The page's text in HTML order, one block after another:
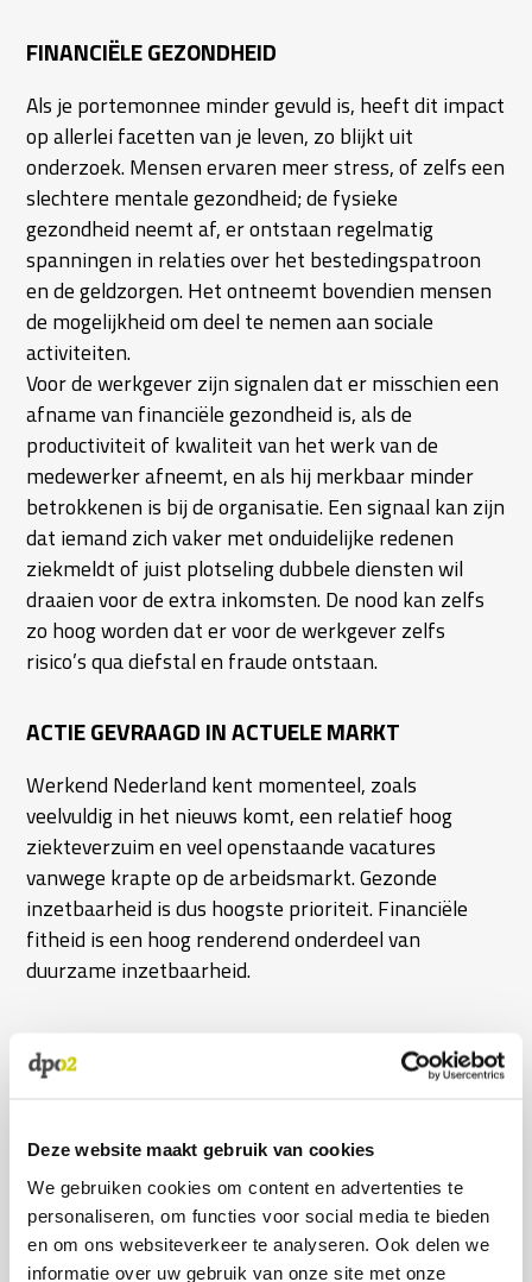
Deze website maakt gebruik van cookies
We gebruiken cookies om content en advertenties te
personaliseren, om functies voor social media te bieden
en om ons websiteverkeer te analyseren. Ook delen we
informatie over uw gebruik van onze site met onze
FINANCIËLE GEZONDHEID
Als je portemonnee minder gevuld is, heeft dit impact
op allerlei facetten van je leven, zo blijkt uit
onderzoek. Mensen ervaren meer stress, of zelfs een
slechtere mentale gezondheid; de fysieke
gezondheid neemt af, er ontstaan regelmatig
spanningen in relaties over het bestedingspatroon
en de geldzorgen. Het ontneemt bovendien mensen
de mogelijkheid om deel te nemen aan sociale
activiteiten.
Voor de werkgever zijn signalen dat er misschien een
afname van financiële gezondheid is, als de
productiviteit of kwaliteit van het werk van de
medewerker afneemt, en als hij merkbaar minder
betrokkenen is bij de organisatie. Een signaal kan zijn
dat iemand zich vaker met onduidelijke redenen
ziekmeldt of juist plotseling dubbele diensten wil
draaien voor de extra inkomsten. De nood kan zelfs
zo hoog worden dat er voor de werkgever zelfs
risico’s qua diefstal en fraude ontstaan.
ACTIE GEVRAAGD IN ACTUELE MARKT
Werkend Nederland kent momenteel, zoals
veelvuldig in het nieuws komt, een relatief hoog
ziekteverzuim en veel openstaande vacatures
vanwege krapte op de arbeidsmarkt. Gezonde
inzetbaarheid is dus hoogste prioriteit. Financiële
fitheid is een hoog renderend onderdeel van
duurzame inzetbaarheid.
Preventief
kun je bijvoorbeeld denken aan het
ondersteuning bieden bij het lezen van moeilijke
brieven en persoonlijke financiële coaching. Een
workshop ‘365 dagen financieel fitte